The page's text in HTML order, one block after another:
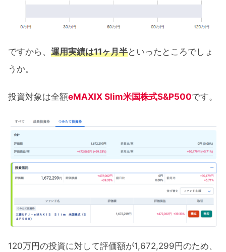
ですから、 運用実績は11ヶ月半といったところでしょ
うか。
投資対象は全額eMAXIX Slim米国株式S&P500です。
120万円の投資に対して評価額が1,672,299円のため、